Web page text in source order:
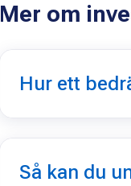
Mer om
Hur ett
Så kan du